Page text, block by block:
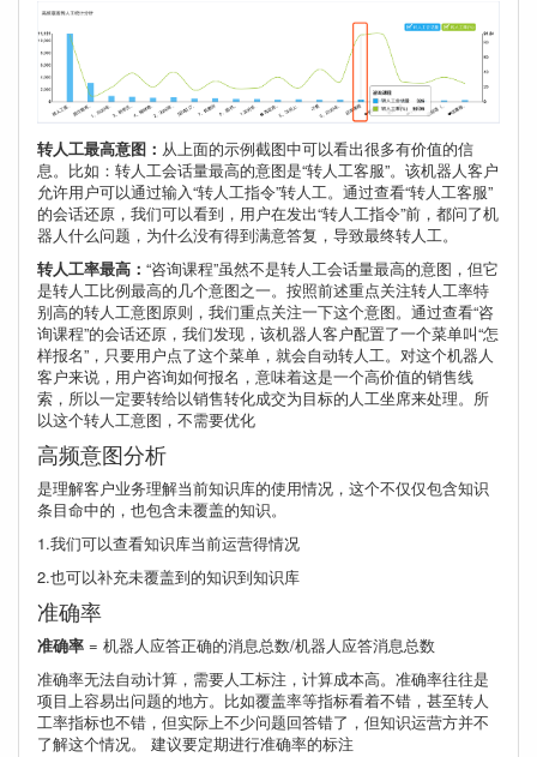
转人工最高意图： 从上面的示例截图中可以看出很多有价值的信
息。比如：转人工会话量最高的意图是“转人工客服”。该机器人客户
允许用户可以通过输入“转人工指令”转人工。通过查看“转人工客服”
的会话还原，我们可以看到，用户在发出“转人工指令”前，都问了机
器人什么问题，为什么没有得到满意答复，导致最终转人工。
转人工率最高： “咨询课程”虽然不是转人工会话量最高的意图，但它
是转人工比例最高的几个意图之一。按照前述重点关注转人工率特
别高的转人工意图原则，我们重点关注一下这个意图。通过查看“咨
询课程”的会话还原，我们发现，该机器人客户配置了一个菜单叫“怎
样报名”，只要用户点了这个菜单，就会自动转人工。对这个机器人
客户来说，用户咨询如何报名，意味着这是一个高价值的销售线
索，所以一定要转给以销售转化成交为目标的人工坐席来处理。所
以这个转人工意图，不需要优化
高频意图分析
是理解客户业务理解当前知识库的使用情况，这个不仅仅包含知识
条目命中的，也包含未覆盖的知识。
1.我们可以查看知识库当前运营得情况
2.也可以补充未覆盖到的知识到知识库
准确率
准确率 = 机器人应答正确的消息总数/机器人应答消息总数
准确率无法自动计算，需要人工标注，计算成本高。准确率往往是
项目上容易出问题的地方。比如覆盖率等指标看着不错，甚至转人
工率指标也不错，但实际上不少问题回答错了，但知识运营方并不
了解这个情况。 建议要定期进行准确率的标注